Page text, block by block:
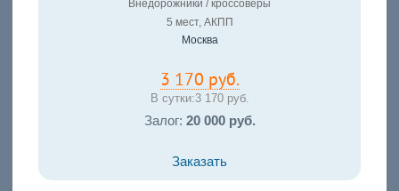
Внедорожники / кроссоверы
5 мест, АКПП
Москва
3 170 руб.
В сутки:3 170 руб.
Залог: 20 000 руб.
Заказать